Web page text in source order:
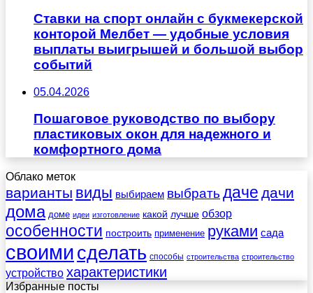
Ставки на спорт онлайн с букмекерской
конторой Мелбет — удобные условия
выплаты выигрышей и большой выбор
событий
05.04.2026
Пошаговое руководство по выбору
пластиковых окон для надежного и
комфортного дома
Облако меток
варианты виды выбираем выбрать даче дачи
дома доме идеи изготовление какой лучше обзор
особенности построить применение руками сада
своими сделать способы строительства строительство
устройство характеристики
Избранные посты